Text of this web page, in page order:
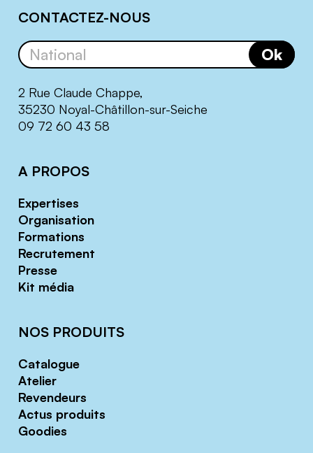
CONTACTEZ-NOUS
Ok
2 Rue Claude Chappe,
35230 Noyal-Châtillon-sur-Seiche
09 72 60 43 58
A PROPOS
Expertises
Organisation
Formations
Recrutement
Presse
Kit média
NOS PRODUITS
Catalogue
Atelier
Revendeurs
Actus produits
Goodies